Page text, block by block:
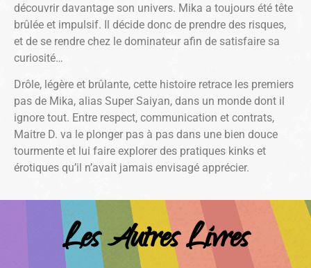
découvrir davantage son univers. Mika a toujours été tête
brûlée et impulsif. Il décide donc de prendre des risques,
et de se rendre chez le dominateur afin de satisfaire sa
curiosité…
Drôle, légère et brûlante, cette histoire retrace les premiers
pas de Mika, alias Super Saiyan, dans un monde dont il
ignore tout. Entre respect, communication et contrats,
Maitre D. va le plonger pas à pas dans une bien douce
tourmente et lui faire explorer des pratiques kinks et
érotiques qu’il n’avait jamais envisagé apprécier.
Les Autres Livres